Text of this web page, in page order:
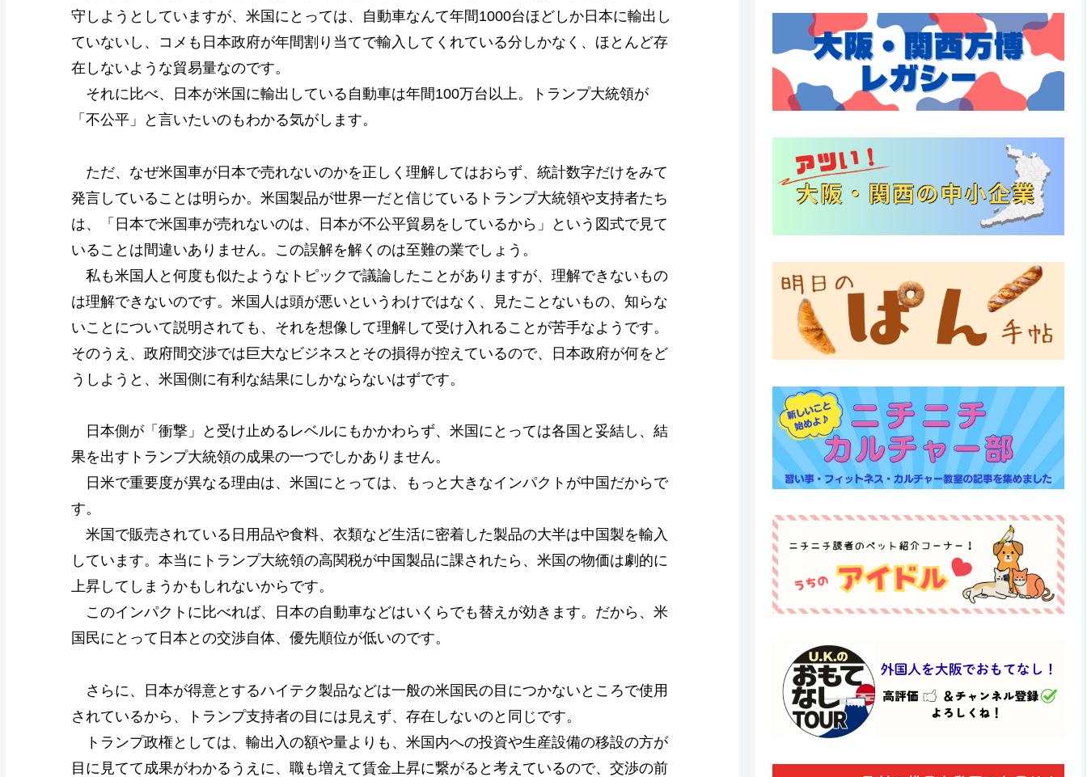
守しようとしていますが、米国にとっては、自動車なんて年間1000台ほどしか日本に輸出し
ていないし、コメも日本政府が年間割り当てで輸入してくれている分しかなく、ほとんど存
在しないような貿易量なのです。
それに比べ、日本が米国に輸出している自動車は年間100万台以上。トランプ大統領が
「不公平」と言いたいのもわかる気がします。
ただ、なぜ米国車が日本で売れないのかを正しく理解してはおらず、統計数字だけをみて
発言していることは明らか。米国製品が世界一だと信じているトランプ大統領や支持者たち
は、「日本で米国車が売れないのは、日本が不公平貿易をしているから」という図式で見て
いることは間違いありません。この誤解を解くのは至難の業でしょう。
私も米国人と何度も似たようなトピックで議論したことがありますが、理解できないもの
は理解できないのです。米国人は頭が悪いというわけではなく、見たことないもの、知らな
いことについて説明されても、それを想像して理解して受け入れることが苦手なようです。
そのうえ、政府間交渉では巨大なビジネスとその損得が控えているので、日本政府が何をど
うしようと、米国側に有利な結果にしかならないはずです。
日本側が「衝撃」と受け止めるレベルにもかかわらず、米国にとっては各国と妥結し、結
果を出すトランプ大統領の成果の一つでしかありません。
日米で重要度が異なる理由は、米国にとっては、もっと大きなインパクトが中国だからで
す。
米国で販売されている日用品や食料、衣類など生活に密着した製品の大半は中国製を輸入
しています。本当にトランプ大統領の高関税が中国製品に課されたら、米国の物価は劇的に
上昇してしまうかもしれないからです。
このインパクトに比べれば、日本の自動車などはいくらでも替えが効きます。だから、米
国民にとって日本との交渉自体、優先順位が低いのです。
さらに、日本が得意とするハイテク製品などは一般の米国民の目につかないところで使用
されているから、トランプ支持者の目には見えず、存在しないのと同じです。
トランプ政権としては、輸出入の額や量よりも、米国内への投資や生産設備の移設の方が
目に見てて成果がわかるうえに、職も増えて賃金上昇に繋がると考えているので、交渉の前